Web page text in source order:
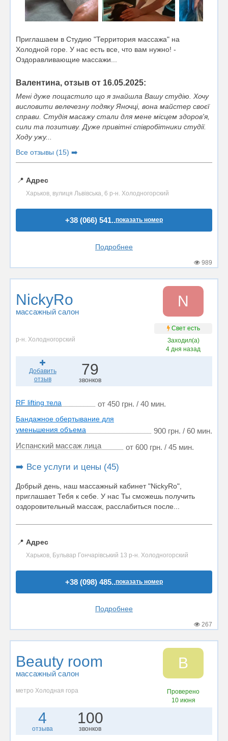
Приглашаем в Студию "Территория массажа" на
Холодной горе. У нас есть все, что вам нужно! -
Оздоравливающие массажи...
Валентина, отзыв от 16.05.2025:
Мені дуже пощастило що я знайшла Вашу студію. Хочу
висловити велечезну подяку Яночці, вона майстер своєї
справи. Студія масажу стали для мене місцем здоров'я,
сили та позитиву. Дуже привітні співробітники студії.
Ходу ужу...
Все отзывы (15) ➡️
📍 Адрес
Харьков, вулиця Львівська, 6 р-н. Холодногорский
+38 (066) 541..показать номер
Подробнее
989
NickyRo
массажный салон
N
Свет есть
р-н. Холодногорский
Заходил(а)
4 дня назад
Добавить
отзыв
79
звонков
RF lifting тела от 450 грн. / 40 мин.
Бандажное обертывание для
уменьшения объема
900 грн. / 60 мин.
Испанский массаж лица
от 600 грн. / 45 мин.
➡️ Все услуги и цены (45)
Добрый день, наш массажный кабинет "NickyRo",
приглашает Тебя к себе. У нас Ты сможешь получить
оздоровительный массаж, расслабиться после...
📍 Адрес
Харьков, Бульвар Гончарівський 13 р-н. Холодногорский
+38 (098) 485..показать номер
Подробнее
267
Beauty room
массажный салон
B
метро Холодная гора
Проверено
10 июня
4
отзыва
100
звонков